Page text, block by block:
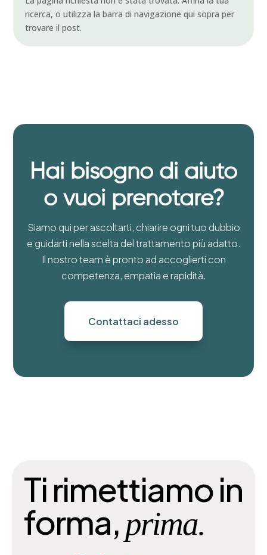
ricerca, o utilizza la barra di navigazione qui sopra per
trovare il post.
Hai bisogno di aiuto
o vuoi prenotare?
Siamo qui per ascoltarti, chiarire ogni tuo dubbio
e guidarti nella scelta del trattamento più adatto.
Il nostro team è pronto ad accoglierti con
competenza, empatia e rapidità.
Contattaci adesso
Ti rimettiamo in
forma, prima.